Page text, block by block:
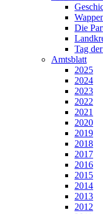
Die
Tag
Amtsblatt
2025
2024
2023
2022
2021
2020
2019
2018
2017
2016
2015
2014
2013
2012